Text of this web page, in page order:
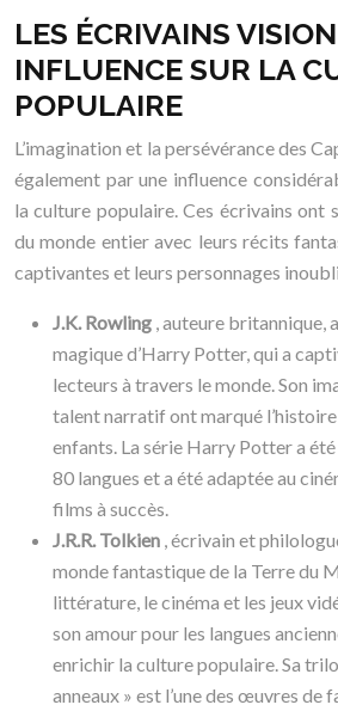
LES ÉCRIVAINS
INFLUENCE SUR LA
POPULAIRE
L’imagination et la persévérance des
également par une influence
la culture populaire. Ces écrivains ont
du monde entier avec leurs récits
captivantes et leurs personnages
J.K. Rowling , auteure britannique,
magique d’Harry Potter, qui a
lecteurs à travers le monde. Son
talent narratif ont marqué
enfants. La série Harry Potter a
80 langues et a été adaptée au
films à succès.
J.R.R. Tolkien , écrivain et
monde fantastique de la Terre du
littérature, le cinéma et les jeux
son amour pour les langues
enrichir la culture populaire. Sa
anneaux » est l’une des œuvres de